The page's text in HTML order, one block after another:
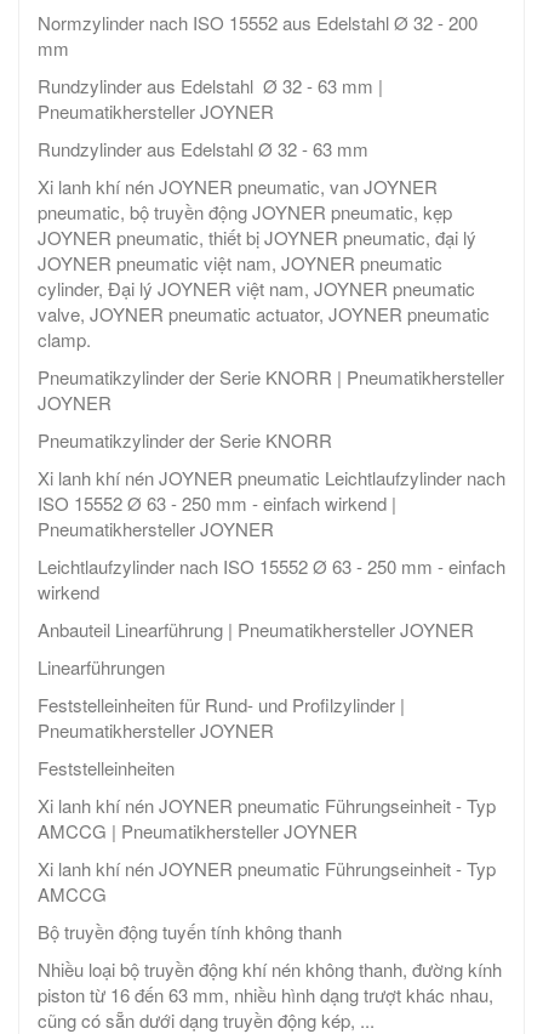
Normzylinder nach ISO 15552 aus Edelstahl Ø 32 - 200
mm
Rundzylinder aus Edelstahl Ø 32 - 63 mm |
Pneumatikhersteller JOYNER
Rundzylinder aus Edelstahl Ø 32 - 63 mm
Xi lanh khí nén JOYNER pneumatic, van JOYNER
pneumatic, bộ truyền động JOYNER pneumatic, kẹp
JOYNER pneumatic, thiết bị JOYNER pneumatic, đại lý
JOYNER pneumatic việt nam, JOYNER pneumatic
cylinder, Đại lý JOYNER việt nam, JOYNER pneumatic
valve, JOYNER pneumatic actuator, JOYNER pneumatic
clamp.
Pneumatikzylinder der Serie KNORR | Pneumatikhersteller
JOYNER
Pneumatikzylinder der Serie KNORR
Xi lanh khí nén JOYNER pneumatic Leichtlaufzylinder nach
ISO 15552 Ø 63 - 250 mm - einfach wirkend |
Pneumatikhersteller JOYNER
Leichtlaufzylinder nach ISO 15552 Ø 63 - 250 mm - einfach
wirkend
Anbauteil Linearführung | Pneumatikhersteller JOYNER
Linearführungen
Feststelleinheiten für Rund- und Profilzylinder |
Pneumatikhersteller JOYNER
Feststelleinheiten
Xi lanh khí nén JOYNER pneumatic Führungseinheit - Typ
AMCCG | Pneumatikhersteller JOYNER
Xi lanh khí nén JOYNER pneumatic Führungseinheit - Typ
AMCCG
Bộ truyền động tuyến tính không thanh
Nhiều loại bộ truyền động khí nén không thanh, đường kính
piston từ 16 đến 63 mm, nhiều hình dạng trượt khác nhau,
cũng có sẵn dưới dạng truyền động kép, ...